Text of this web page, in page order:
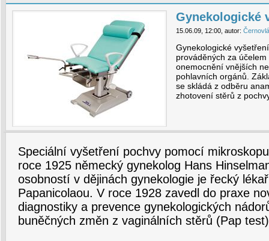
Gynekologické
15.06.09, 12:00, autor:
Gynekologické
prováděných za
onemocnění vnějších
pohlavních orgánů.
se skládá z odběru
zhotovení stěrů z
Speciální vyšetření pochvy pomocí
roce 1925 německý gynekolog Hans
osobností v dějinách gynekologie je řecký
Papanicolaou. V roce 1928 zavedl do praxe
diagnostiky a prevence gynekologických
buněčných změn z vaginálních stěrů (Pap